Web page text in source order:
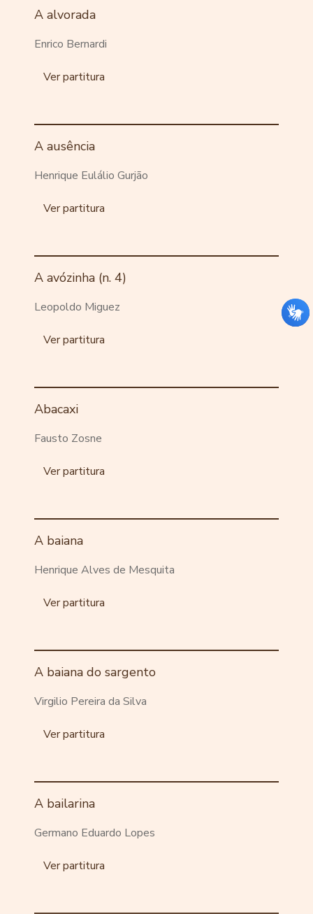
A alvorada
Enrico Bernardi
Ver partitura
A ausência
Henrique Eulálio Gurjão
Ver partitura
A avózinha (n. 4)
Leopoldo Miguez
Ver partitura
Abacaxi
Fausto Zosne
Ver partitura
A baiana
Henrique Alves de Mesquita
Ver partitura
A baiana do sargento
Virgilio Pereira da Silva
Ver partitura
A bailarina
Germano Eduardo Lopes
Ver partitura